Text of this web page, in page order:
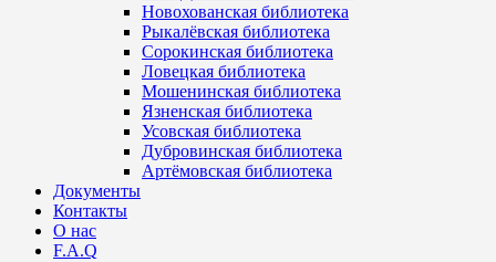
Новохованская библиотека
Рыкалёвская библиотека
Сорокинская библиотека
Ловецкая библиотека
Мошенинская библиотека
Язненская библиотека
Усовская библиотека
Дубровинская библиотека
Артёмовская библиотека
Документы
Контакты
О нас
F.A.Q